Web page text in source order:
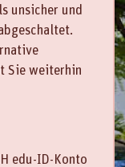
unsicher und
Sie weiterhin
edu-ID-Konto